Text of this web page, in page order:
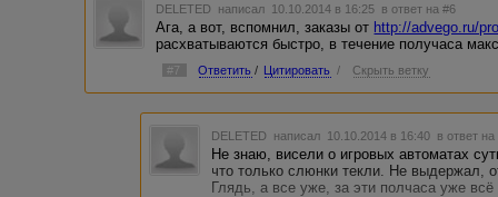
DELETED написал 10.10.2014 в 16:25 в ответ на #6
Ага, а вот, вспомнил, заказы от http://advego.ru/
расхватываются быстро, в течение получаса
#7 Ответить / Цитировать / Скрыть ветку
DELETED написал 10.10.2014 в 16:40 в ответ на
Не знаю, висели о игровых автоматах
что только слюнки текли. Не выдержал,
Глядь, а все уже, за эти полчаса уже